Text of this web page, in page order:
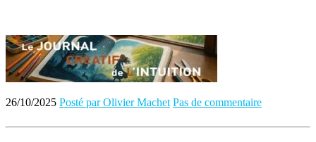
26/10/2025 Posté par Olivier Machet Pas de commentaire